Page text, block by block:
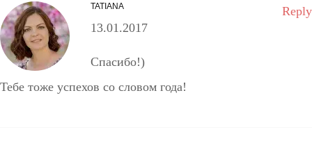
TATIANA
13.01.2017
Спасибо!)
Тебе тоже успехов со словом года!
Reply